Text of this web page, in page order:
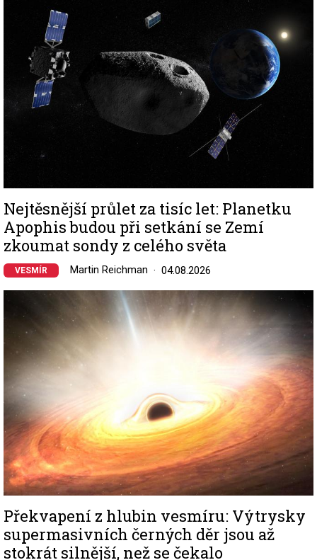
Nejtěsnější průlet za tisíc let: Planetku
Apophis budou při setkání se Zemí
zkoumat sondy z celého světa
VESMÍR Martin Reichman 04.08.2026
Image
Překvapení z hlubin vesmíru: Výtrysky
supermasivních černých děr jsou až
stokrát silnější, než se čekalo